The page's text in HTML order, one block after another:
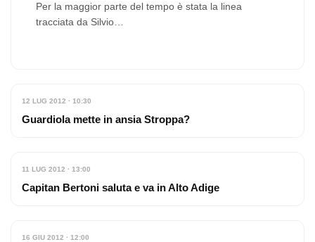
Per la maggior parte del tempo è stata la linea
tracciata da Silvio…
12 LUG 2012 · 10:30
Guardiola mette in ansia Stroppa?
11 LUG 2012 · 13:00
Capitan Bertoni saluta e va in Alto Adige
16 GIU 2012 · 12:00